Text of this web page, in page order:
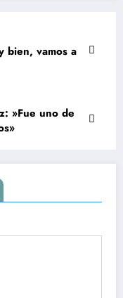
bien, vamos a
»Fue uno de